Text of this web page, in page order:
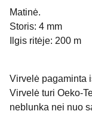
Matinė.
Storis: 4 mm
Ilgis ritėje: 200 m
Virvelė pagaminta
Virvelė turi Oeko-
neblunka nei nuo